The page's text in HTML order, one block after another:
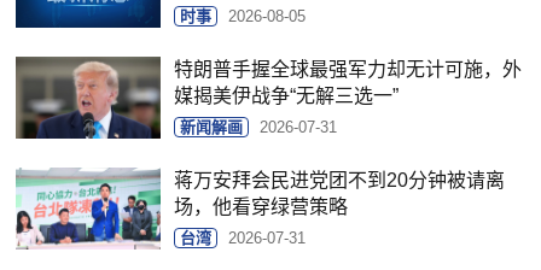
时事 2026-08-05
特朗普手握全球最强军力却无计可施，外
媒揭美伊战争“无解三选一”
新闻解画 2026-07-31
蒋万安拜会民进党团不到20分钟被请离
场，他看穿绿营策略
台湾 2026-07-31